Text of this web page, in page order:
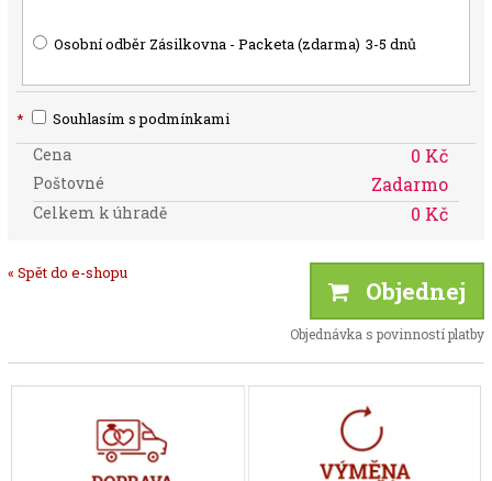
Osobní odběr Zásilkovna - Packeta (zdarma) 3-5 dnů
* Souhlasím s podmínkami
Cena 0 Kč
Poštovné Zadarmo
Celkem k úhradě 0 Kč
« Spět do e-shopu
Objednej
Objednávka s povinností platby